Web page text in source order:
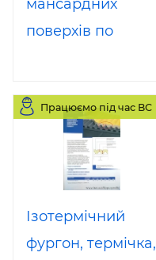
мансардних
поверхів по
пінополіуретаном,
що напилюється.
Монолітно,
висоеффективно
Працюємо під час ВС
Ізотермічний
фургон, термічка,